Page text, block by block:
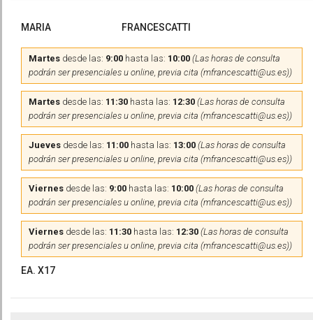
MARIA FRANCESCATTI
Martes desde las: 9:00 hasta las: 10:00 (Las horas de consulta
podrán ser presenciales u online, previa cita (mfrancescatti@us.es))
Martes desde las: 11:30 hasta las: 12:30 (Las horas de consulta
podrán ser presenciales u online, previa cita (mfrancescatti@us.es))
Jueves desde las: 11:00 hasta las: 13:00 (Las horas de consulta
podrán ser presenciales u online, previa cita (mfrancescatti@us.es))
Viernes desde las: 9:00 hasta las: 10:00 (Las horas de consulta
podrán ser presenciales u online, previa cita (mfrancescatti@us.es))
Viernes desde las: 11:30 hasta las: 12:30 (Las horas de consulta
podrán ser presenciales u online, previa cita (mfrancescatti@us.es))
EA. X17